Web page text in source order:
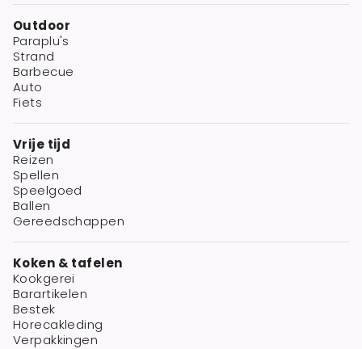
Outdoor
Paraplu's
Strand
Barbecue
Auto
Fiets
Vrije tijd
Reizen
Spellen
Speelgoed
Ballen
Gereedschappen
Koken & tafelen
Kookgerei
Barartikelen
Bestek
Horecakleding
Verpakkingen